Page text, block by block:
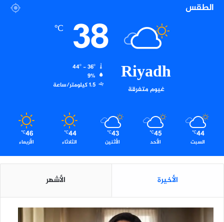
الطقس
Riyadh
غيوم متفرقة
38
℃
9%
1.5 كيلومتر/ساعة
44
℃
السبت
45
℃
الأحد
43
℃
الأثنين
44
℃
الثلاثاء
46
℃
الأربعاء
الأخيرة الأشهر